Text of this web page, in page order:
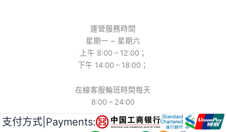
運營服務時間
星期一 ~ 星期六
上午 8:00 – 12:00；
下午 14:00 – 18:00；
在線客服輪班時間每天
8:00 – 24:00
支付方式|Payments: